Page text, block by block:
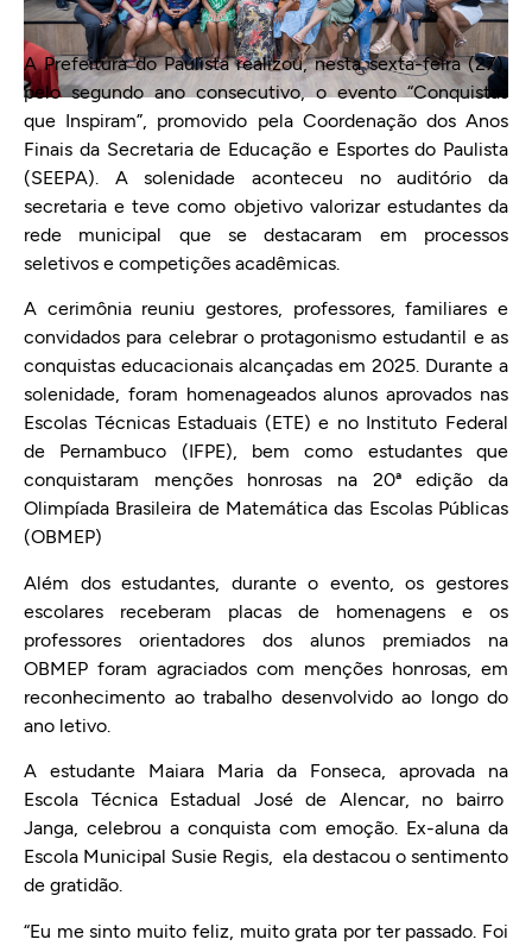
A Prefeitura do Paulista realizou, nesta sexta-feira (27),
pelo segundo ano consecutivo, o evento “Conquistas
que Inspiram”, promovido pela Coordenação dos Anos
Finais da Secretaria de Educação e Esportes do Paulista
(SEEPA). A solenidade aconteceu no auditório da
secretaria e teve como objetivo valorizar estudantes da
rede municipal que se destacaram em processos
seletivos e competições acadêmicas.
A cerimônia reuniu gestores, professores, familiares e
convidados para celebrar o protagonismo estudantil e as
conquistas educacionais alcançadas em 2025. Durante a
solenidade, foram homenageados alunos aprovados nas
Escolas Técnicas Estaduais (ETE) e no Instituto Federal
de Pernambuco (IFPE), bem como estudantes que
conquistaram menções honrosas na 20ª edição da
Olimpíada Brasileira de Matemática das Escolas Públicas
(OBMEP)
Além dos estudantes, durante o evento, os gestores
escolares receberam placas de homenagens e os
professores orientadores dos alunos premiados na
OBMEP foram agraciados com menções honrosas, em
reconhecimento ao trabalho desenvolvido ao longo do
ano letivo.
A estudante Maiara Maria da Fonseca, aprovada na
Escola Técnica Estadual José de Alencar, no bairro
Janga, celebrou a conquista com emoção. Ex-aluna da
Escola Municipal Susie Regis, ela destacou o sentimento
de gratidão.
“Eu me sinto muito feliz, muito grata por ter passado. Foi